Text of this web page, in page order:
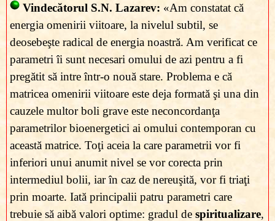
Vindecătorul S.N. Lazarev: «Am constatat că
energia omenirii viitoare, la nivelul subtil, se
deosebeşte radical de energia noastră. Am verificat ce
parametri îi sunt necesari omului de azi pentru a fi
pregătit să intre într-o nouă stare. Problema e că
matricea omenirii viitoare este deja formată şi una din
cauzele multor boli grave este neconcordanţa
parametrilor bioenergetici ai omului contemporan cu
această matrice. Toţi aceia la care parametrii vor fi
inferiori unui anumit nivel se vor corecta prin
intermediul bolii, iar în caz de nereuşită, vor fi triaţi
prin moarte. Iată principalii patru parametri care
trebuie să aibă valori optime: gradul de spiritualizare,